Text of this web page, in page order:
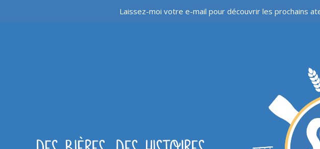
Laissez-moi votre e-mail pour découvrir les prochains